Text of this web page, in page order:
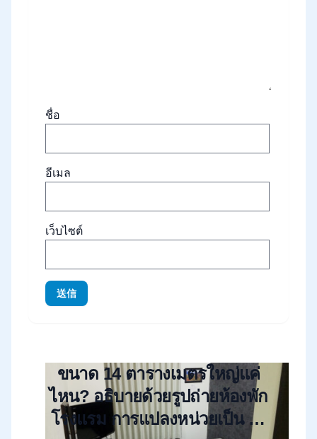
ชื่อ
อีเมล
เว็บไซต์
送信
ขนาด 14 ตารางเมตรใหญ่แค่
ไหน? อธิบายด้วยรูปถ่ายห้องพัก
โรงแรม การแปลงหน่วยเป็น “สึ